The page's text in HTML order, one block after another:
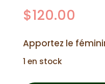
$120.00
Apportez le
1 en stock